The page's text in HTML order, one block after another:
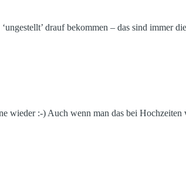
drauf bekommen – das sind immer
wieder :-) Auch wenn man das bei